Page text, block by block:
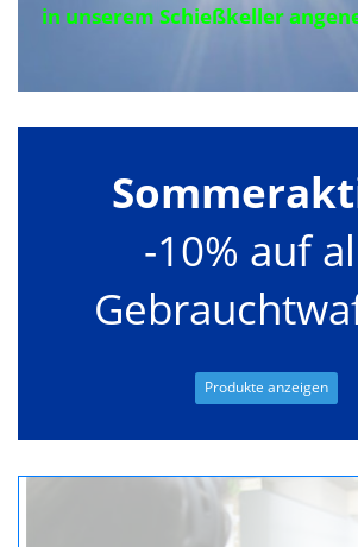
in unserem Schießkeller
-10% auf
Produkte anzeigen